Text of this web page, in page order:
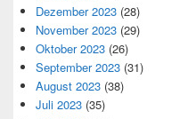
Dezember 2023 (28)
November 2023 (29)
Oktober 2023 (26)
September 2023 (31)
August 2023 (38)
Juli 2023 (35)